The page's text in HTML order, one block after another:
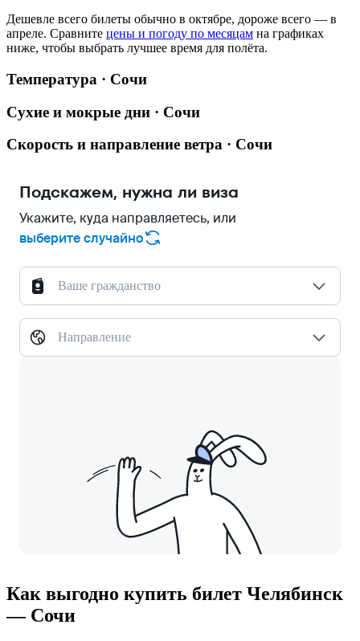
Дешевле всего билеты обычно в октябре, дороже всего — в
апреле. Сравните цены и погоду по месяцам на графиках
ниже, чтобы выбрать лучшее время для полёта.
Температура · Сочи
Сухие и мокрые дни · Сочи
Скорость и направление ветра · Сочи
Подскажем, нужна ли виза
Укажите, куда направляетесь, или
выберите случайно
Ваше гражданство
Направление
Как выгодно купить билет Челябинск
— Сочи